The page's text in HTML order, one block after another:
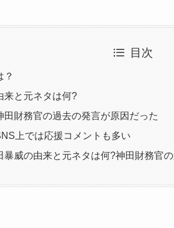
目次
？
と元ネタは何?
財務官の過去の発言が原因だった
上では応援コメントも多い
暴威の由来と元ネタは何?神田財務